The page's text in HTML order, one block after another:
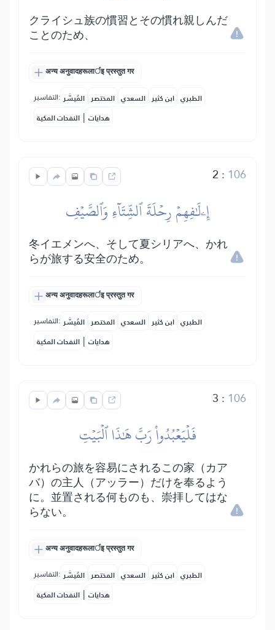
クライシュ族の慣習とその慣れ親しんだ
ことのため、
अन्य अनुवादहरूलार्इ प्रस्तुत गर
التفاسير: المُيسَّر المختصر السعدي ابن كثير الطبري
النفحات المكية | هدايات
2 : 106
إِۦلَٰفِهِمۡ رِحۡلَةَ ٱلشِّتَآءِ وَٱلصَّيۡفِ
冬イエメンへ、そして夏シリアへ、かれ
らが旅する安全のため。
अन्य अनुवादहरूलार्इ प्रस्तुत गर
التفاسير: المُيسَّر المختصر السعدي ابن كثير الطبري
النفحات المكية | هدايات
3 : 106
فَلۡيَعۡبُدُواْ رَبَّ هَٰذَا ٱلۡبَيۡتِ
かれらの旅を容易にされるこの家（カア
バ）の主人（アッラー）だけを奉るよう
に。並置される何ものも、崇拝してはな
らない。
अन्य अनुवादहरूलार्इ प्रस्तुत गर
التفاسير: المُيسَّر المختصر السعدي ابن كثير الطبري
النفحات المكية | هدايات